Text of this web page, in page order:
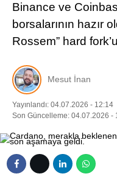
Binance ve
borsalarının hazır
Rossem” hard
Mesut İnan
Yayınlandı: 04.07.2026 - 12:14
Son Güncelleme: 04.07.2026 -